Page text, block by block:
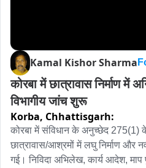
Kamal Kishor Sharma
कोरबा में छात्रावास निर्माण में
विभागीय जांच शुरू
Korba, Chhattisgarh:
कोरबा में संविधान के अनुच्छेद 275(1)
छात्रावास/आश्रमों में लघु निर्माण और
गई। निविदा अभिलेख, कार्य आदेश,